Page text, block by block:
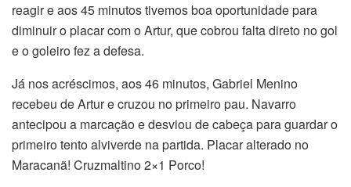
reagir e aos 45 minutos tivemos boa oportunidade para
diminuir o placar com o Artur, que cobrou falta direto no gol
e o goleiro fez a defesa.
Já nos acréscimos, aos 46 minutos, Gabriel Menino
recebeu de Artur e cruzou no primeiro pau. Navarro
antecipou a marcação e desviou de cabeça para guardar o
primeiro tento alviverde na partida. Placar alterado no
Maracanã! Cruzmaltino 2×1 Porco!